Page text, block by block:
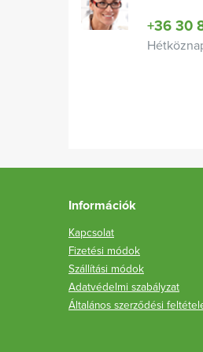
+36 30
Információk
Kapcsolat
Fizetési módok
Szállítási módok
Adatvédelmi szabályzat
Általános szerződési